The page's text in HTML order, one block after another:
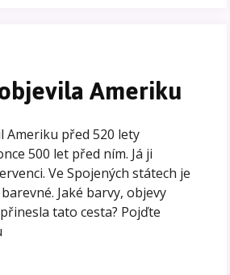
Ameriku
Ameriku před 520 lety
500 let před ním. Já ji
Ve Spojených státech je
Jaké barvy, objevy
tato cesta? Pojďte